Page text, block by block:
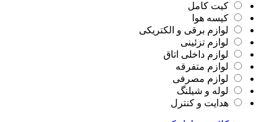
کیت کامل
کیسه هوا
لوازم برقی و الکتریکی
لوازم تزئینی
لوازم داخلی اتاق
لوازم متفرقه
لوازم مصرفی
لوله و شیلنگ
هدایت و کنترل